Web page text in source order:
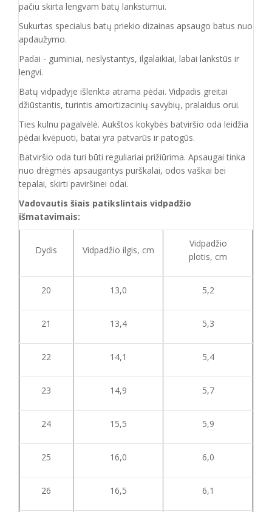
pačiu skirta lengvam batų lankstumui.
Sukurtas specialus batų priekio dizainas apsaugo batus nuo
apdaužymo.
Padai - guminiai, neslystantys, ilgalaikiai, labai lankstūs ir
lengvi.
Batų vidpadyje išlenkta atrama pėdai. Vidpadis greitai
džiūstantis, turintis amortizacinių savybių, pralaidus orui.
Ties kulnu pagalvėlė. Aukštos kokybės batviršio oda leidžia
pėdai kvėpuoti, batai yra patvarūs ir patogūs.
Batviršio oda turi būti reguliariai prižiūrima. Apsaugai tinka
nuo drėgmės apsaugantys purškalai, odos vaškai bei
tepalai, skirti paviršinei odai.
Vadovautis šiais patikslintais vidpadžio
išmatavimais:
Dydis Vidpadžio ilgis, cm
Vidpadžio
plotis, cm
20 13,0 5,2
21 13,4 5,3
22 14,1 5,4
23 14,9 5,7
24 15,5 5,9
25 16,0 6,0
26 16,5 6,1